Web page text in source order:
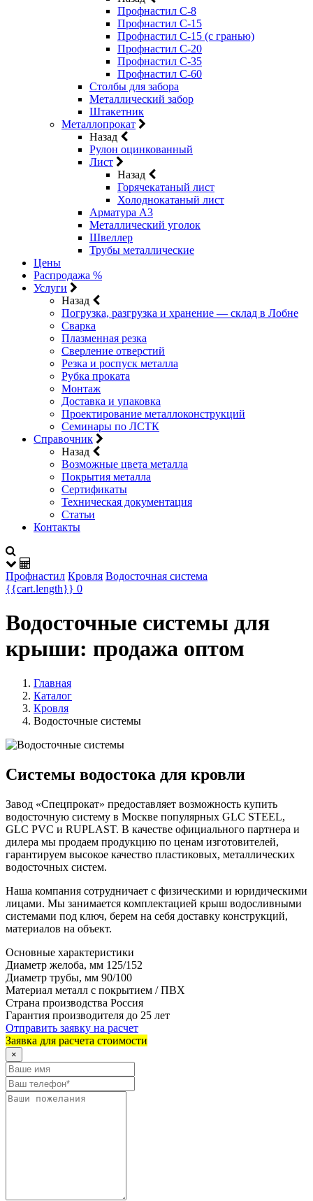
Профнастил С-8
Профнастил С-15
Профнастил С-15 (с гранью)
Профнастил С-20
Профнастил С-35
Профнастил С-60
Столбы для забора
Металлический забор
Штакетник
Металлопрокат
Назад
Рулон оцинкованный
Лист
Назад
Горячекатаный лист
Холоднокатаный лист
Арматура А3
Металлический уголок
Швеллер
Трубы металлические
Цены
Распродажа %
Услуги
Назад
Погрузка, разгрузка и хранение — склад в Лобне
Сварка
Плазменная резка
Сверление отверстий
Резка и роспуск металла
Рубка проката
Монтаж
Доставка и упаковка
Проектирование металлоконструкций
Семинары по ЛСТК
Справочник
Назад
Возможные цвета металла
Покрытия металла
Сертификаты
Техническая документация
Статьи
Контакты
Профнастил Кровля Водосточная система
{{cart.length}} 0
Водосточные системы для
крыши: продажа оптом
Главная
Каталог
Кровля
Водосточные системы
Системы водостока для кровли
Завод «Спецпрокат» предоставляет возможность купить
водосточную систему в Москве популярных GLC STEEL,
GLC PVC и RUPLAST. В качестве официального партнера и
дилера мы продаем продукцию по ценам изготовителей,
гарантируем высокое качество пластиковых, металлических
водосточных систем.
Наша компания сотрудничает с физическими и юридическими
лицами. Мы занимается комплектацией крыш водосливными
системами под ключ, берем на себя доставку конструкций,
материалов на объект.
Основные характеристики
Диаметр желоба, мм 125/152
Диаметр трубы, мм 90/100
Материал металл с покрытием / ПВХ
Страна производства Россия
Гарантия производителя до 25 лет
Отправить заявку на расчет
Заявка для расчета стоимости
×